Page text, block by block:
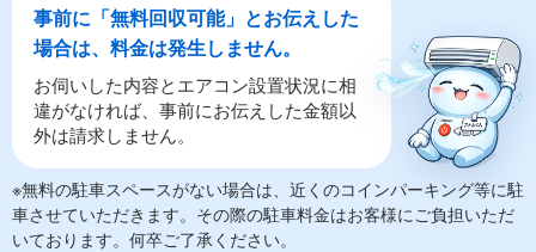
事前に「無料回収可能」とお伝えした
場合は、料金は発生しません。
お伺いした内容とエアコン設置状況に相
違がなければ、事前にお伝えした金額以
外は請求しません。
※無料の駐車スペースがない場合は、近くのコインパーキング等に駐
車させていただきます。その際の駐車料金はお客様にご負担いただ
いております。何卒ご了承ください。